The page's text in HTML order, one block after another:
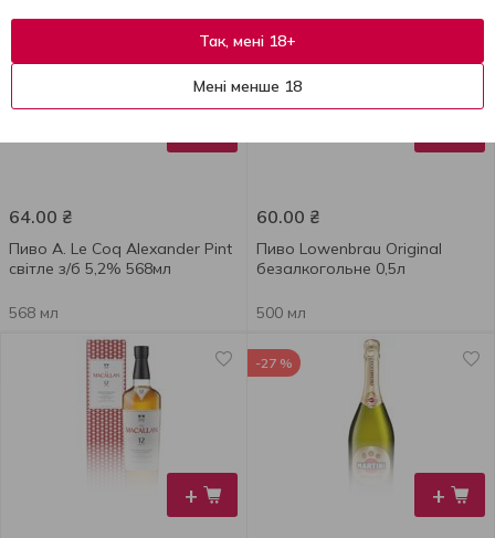
64.00 ₴
Пиво A. Le Coq Alexander Pint
світле з/б 5,2% 568мл
568 мл
60.00 ₴
Пиво Lowenbrau Original
безалкогольне 0,5л
500 мл
+ +
-27 %
Так, мені 18+
Мені менше 18